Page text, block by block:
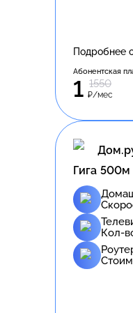
Подробнее
Абонентская
1 1550
₽/мес
Гига
Кол-